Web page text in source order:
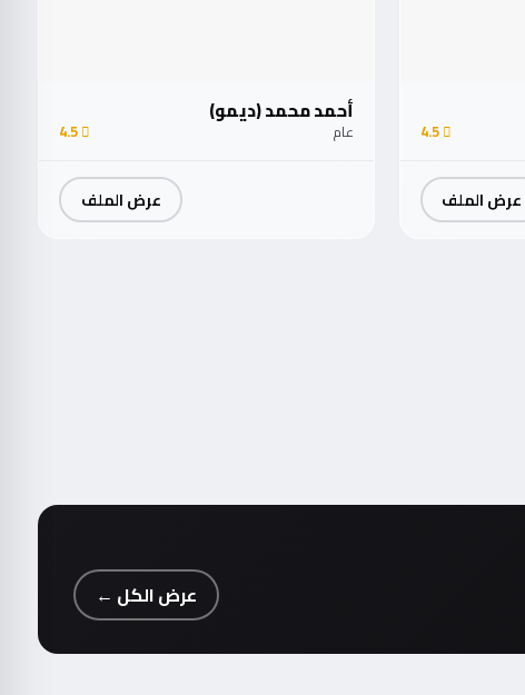
4.5
عرض الملف
أحمد محمد (ديمو)
عام 4.5
عرض الملف
عرض الكل ←